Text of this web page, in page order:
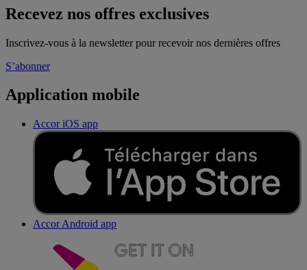
Recevez nos offres exclusives
Inscrivez-vous à la newsletter pour recevoir nos dernières offres
S’abonner
Application mobile
Accor iOS app
Accor Android app